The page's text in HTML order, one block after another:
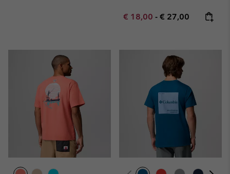
Minimum sale price:
€ 18,00 - Maximum price:
€ 27,00